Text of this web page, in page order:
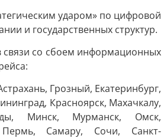
ударом» по цифровой
и государственных структур.
связи со сбоем информационных
Грозный, Екатеринбург,
Красноярск, Махачкалу,
Минск, Мурманск, Омск,
Самару, Сочи, Санкт-